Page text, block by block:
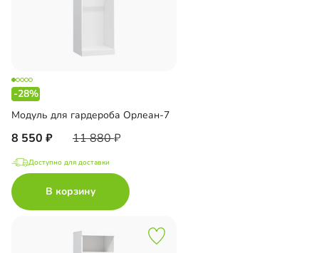
-28%
Модуль для гардероба Орлеан-7
8 550 11 880
Доступно для доставки
В корзину